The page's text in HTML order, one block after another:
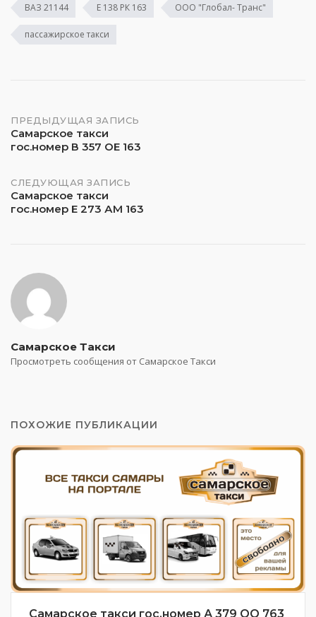
ВАЗ 21144 Е 138 РК 163 ООО "Глобал- Транс"
пассажирское такси
Навигация
по
записям
ПРЕДЫДУЩАЯ ЗАПИСЬ
Самарское такси
гос.номер В 357 ОЕ 163
СЛЕДУЮЩАЯ ЗАПИСЬ
Самарское такси
гос.номер Е 273 АМ 163
Самарское Такси
Просмотреть сообщения от Самарское Такси
ПОХОЖИЕ ПУБЛИКАЦИИ
Самарское такси гос.номер А 379 ОО 763